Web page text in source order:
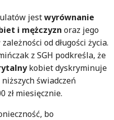
jestwyrównanie
i mężczyzn oraz jego
od długości życia.
z SGH podkreśla, że
kobiet dyskryminuje
świadczeń
zł miesięcznie.
bo